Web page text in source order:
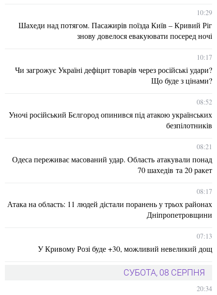
10:29
Шахеди над потягом. Пасажирів поїзда Київ – Кривий Ріг
знову довелося евакуювати посеред ночі
10:17
Чи загрожує Україні дефіцит товарів через російські удари?
Що буде з цінами?
08:52
Уночі російський Бєлгород опинився під атакою українських
безпілотників
08:21
Одеса переживає масований удар. Область атакували понад
70 шахедів та 20 ракет
08:17
Атака на область: 11 людей дістали поранень у трьох районах
Дніпропетровщини
07:13
У Кривому Розі буде +30, можливий невеликий дощ
СУБОТА, 08 СЕРПНЯ
20:34